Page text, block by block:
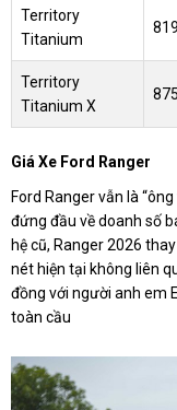
Territory
Titanium
Territory
Titanium X
Giá Xe Ford Ranger
Ford Ranger vẫn là
đứng đầu về doanh số
hệ cũ, Ranger 2026
nét hiện tại không liên
đồng với người anh em
toàn cầu